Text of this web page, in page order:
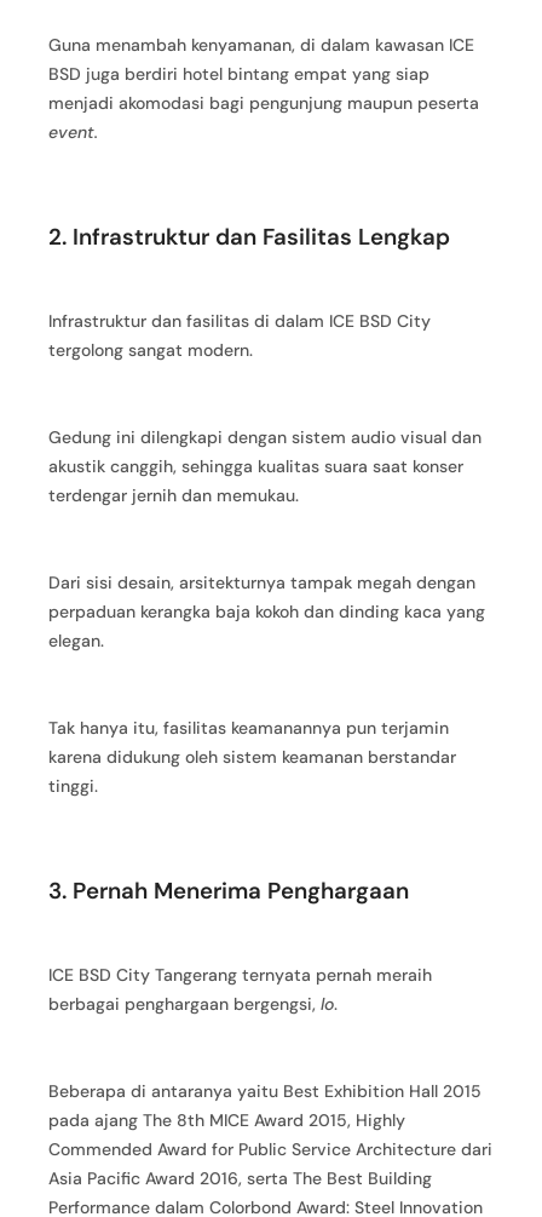
Guna menambah kenyamanan, di dalam kawasan ICE
BSD juga berdiri hotel bintang empat yang siap
menjadi akomodasi bagi pengunjung maupun peserta
event.
2. Infrastruktur dan Fasilitas Lengkap
Infrastruktur dan fasilitas di dalam ICE BSD City
tergolong sangat modern.
Gedung ini dilengkapi dengan sistem audio visual dan
akustik canggih, sehingga kualitas suara saat konser
terdengar jernih dan memukau.
Dari sisi desain, arsitekturnya tampak megah dengan
perpaduan kerangka baja kokoh dan dinding kaca yang
elegan.
Tak hanya itu, fasilitas keamanannya pun terjamin
karena didukung oleh sistem keamanan berstandar
tinggi.
3. Pernah Menerima Penghargaan
ICE BSD City Tangerang ternyata pernah meraih
berbagai penghargaan bergengsi, lo.
Beberapa di antaranya yaitu Best Exhibition Hall 2015
pada ajang The 8th MICE Award 2015, Highly
Commended Award for Public Service Architecture dari
Asia Pacific Award 2016, serta The Best Building
Performance dalam Colorbond Award: Steel Innovation